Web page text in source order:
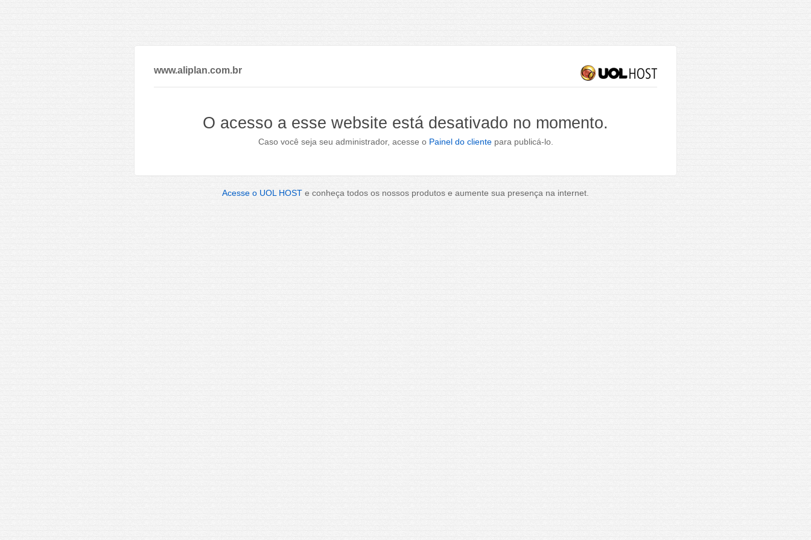
www.aliplan.com.br
O acesso a esse website está desativado no momento.
Caso você seja seu administrador, acesse o Painel do clientepara publicá-lo.
Acesse o UOL HOST e conheça todos os nossos produtos e aumente sua presença na internet.